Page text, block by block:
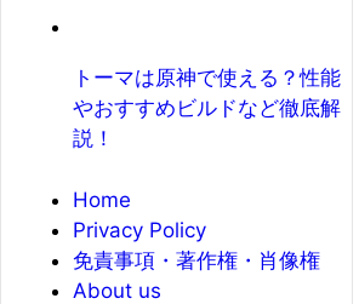
トーマは原神で使える？性能
やおすすめビルドなど徹底解
説！
Home
Privacy Policy
免責事項・著作権・肖像権
About us